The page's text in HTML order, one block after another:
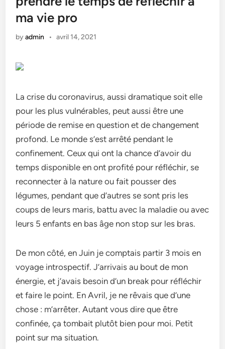
ma vie pro
byadmin • avril 14, 2021
La crise du coronavirus, aussi dramatique soit elle
pour les plus vulnérables, peut aussi être une
période de remise en question et de changement
profond. Le monde s’est arrêté pendant le
confinement. Ceux qui ont la chance d’avoir du
temps disponible en ont profité pour réfléchir, se
reconnecter à la nature ou fait pousser des
légumes, pendant que d’autres se sont pris les
coups de leurs maris, battu avec la maladie ou avec
leurs 5 enfants en bas âge non stop sur les bras.
De mon côté, en Juin je comptais partir 3 mois en
voyage introspectif. J’arrivais au bout de mon
énergie, et j’avais besoin d’un break pour réfléchir
et faire le point. En Avril, je ne rêvais que d’une
chose : m’arrêter. Autant vous dire que être
confinée, ça tombait plutôt bien pour moi. Petit
point sur ma situation.